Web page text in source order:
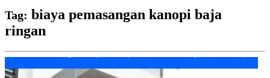
Tag: biaya pemasangan kanopi baja
ringan